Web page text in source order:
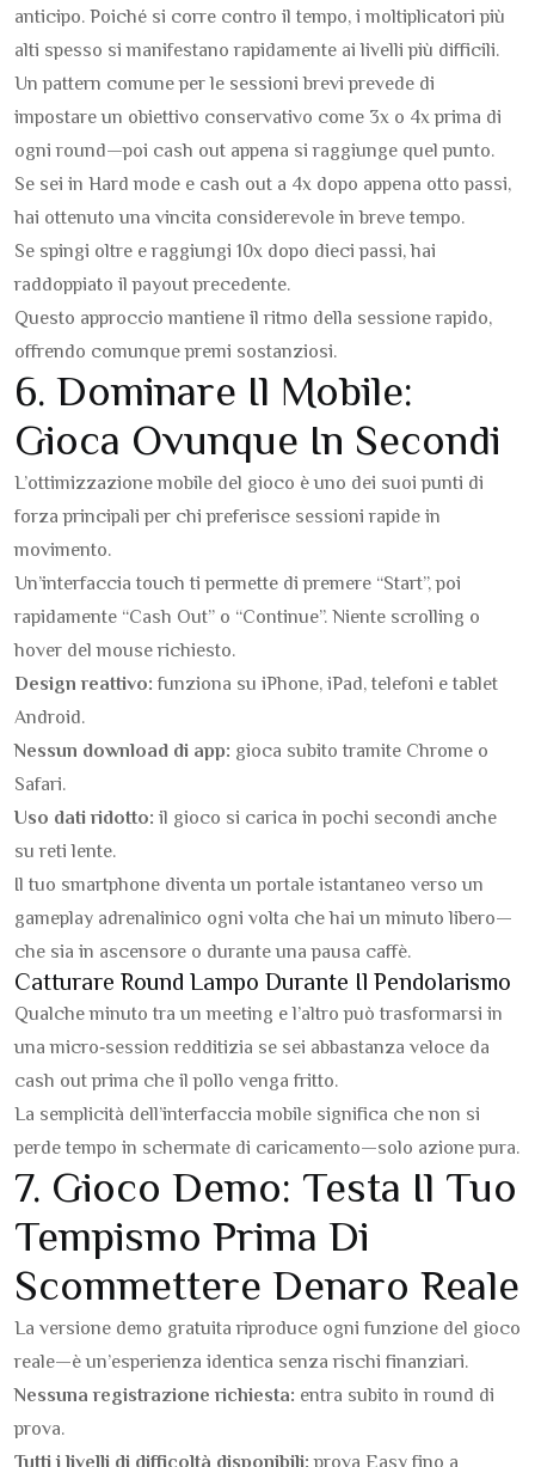
anticipo. Poiché si corre contro il tempo, i moltiplicatori più
alti spesso si manifestano rapidamente ai livelli più difficili.
Un pattern comune per le sessioni brevi prevede di
impostare un obiettivo conservativo come 3x o 4x prima di
ogni round—poi cash out appena si raggiunge quel punto.
Se sei in Hard mode e cash out a 4x dopo appena otto passi,
hai ottenuto una vincita considerevole in breve tempo.
Se spingi oltre e raggiungi 10x dopo dieci passi, hai
raddoppiato il payout precedente.
Questo approccio mantiene il ritmo della sessione rapido,
offrendo comunque premi sostanziosi.
6. Dominare Il Mobile:
Gioca Ovunque In Secondi
L’ottimizzazione mobile del gioco è uno dei suoi punti di
forza principali per chi preferisce sessioni rapide in
movimento.
Un’interfaccia touch ti permette di premere “Start”, poi
rapidamente “Cash Out” o “Continue”. Niente scrolling o
hover del mouse richiesto.
Design reattivo: funziona su iPhone, iPad, telefoni e tablet
Android.
Nessun download di app: gioca subito tramite Chrome o
Safari.
Uso dati ridotto: il gioco si carica in pochi secondi anche
su reti lente.
Il tuo smartphone diventa un portale istantaneo verso un
gameplay adrenalinico ogni volta che hai un minuto libero—
che sia in ascensore o durante una pausa caffè.
Catturare Round Lampo Durante Il Pendolarismo
Qualche minuto tra un meeting e l’altro può trasformarsi in
una micro‑session redditizia se sei abbastanza veloce da
cash out prima che il pollo venga fritto.
La semplicità dell’interfaccia mobile significa che non si
perde tempo in schermate di caricamento—solo azione pura.
7. Gioco Demo: Testa Il Tuo
Tempismo Prima Di
Scommettere Denaro Reale
La versione demo gratuita riproduce ogni funzione del gioco
reale—è un’esperienza identica senza rischi finanziari.
Nessuna registrazione richiesta: entra subito in round di
prova.